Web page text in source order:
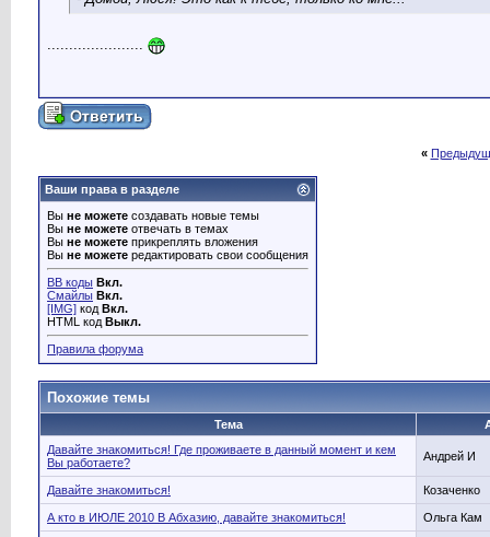
......................
«
Ваши права в разделе
Вы не можете создавать новые темы
Вы не можете отвечать в темах
Вы не можете прикреплять вложения
Вы не можете редактировать свои сообщения
BB коды Вкл.
Смайлы Вкл.
[IMG] код Вкл.
HTML код Выкл.
Правила форума
Похожие темы
Тема
Давайте знакомиться! Где проживаете в данный момент и кем
Вы работаете?
Андрей И
Давайте знакомиться! Козаченко
А кто в ИЮЛЕ 2010 В Абхазию, давайте знакомиться! Ольга Кам